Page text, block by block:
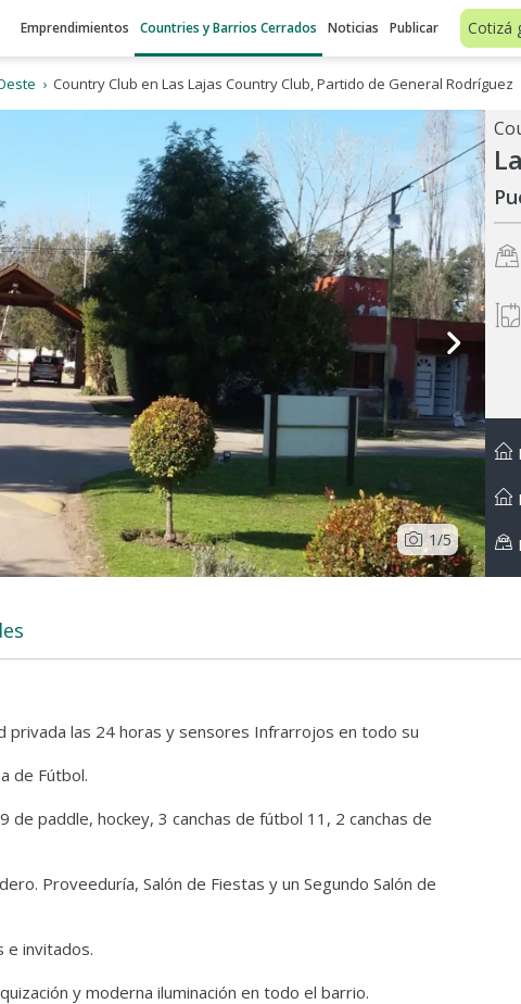
Emprendimientos Countries y Barrios Cerrados Noticias Publicar Cotizá
Country Club en Las Lajas Country Club, Partido de General Rodríguez
1/5
privada las 24 horas y sensores Infrarrojos en todo su
de Fútbol.
de paddle, hockey, 3 canchas de fútbol 11, 2 canchas de
Proveeduría, Salón de Fiestas y un Segundo Salón de
e invitados.
y moderna iluminación en todo el barrio.